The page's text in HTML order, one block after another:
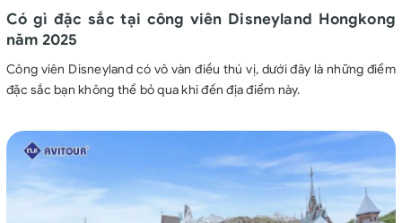
Có gì đặc sắc tại công viên Disneyland Hongkong
năm 2025
Công viên Disneyland có vô vàn điều thú vị, dưới đây là những điểm
đặc sắc bạn không thể bỏ qua khi đến địa điểm này.